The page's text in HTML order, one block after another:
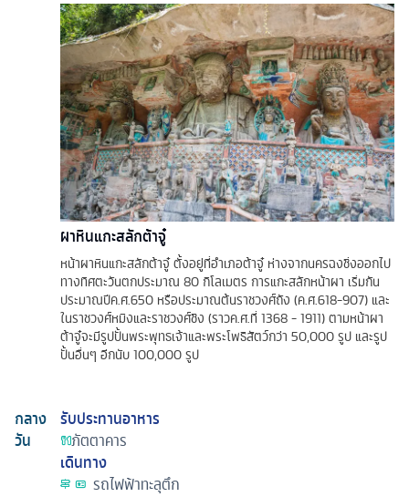
ผาหินแกะสลักต้าจู๋
หน้าผาหินแกะสลักต้าจู๋ ตั้งอยู่ที่อำเภอต้าจู๋ ห่างจากนครฉงชิ่งออกไป
ทางทิศตะวันตกประมาณ 80 กิโลเมตร การแกะสลักหน้าผา เริ่มกัน
ประมาณปีค.ศ.650 หรือประมาณต้นราชวงศ์ถัง (ค.ศ.618-907) และ
ในราชวงศ์หมิงและราชวงศ์ชิง (ราวค.ศ.ที่ 1368 - 1911) ตามหน้าผา
ต้าจู๋จะมีรูปปั้นพระพุทธเจ้าและพระโพธิสัตว์กว่า 50,000 รูป และรูป
ปั้นอื่นๆ อีกนับ 100,000 รูป
กลาง
วัน
รับประทานอาหาร
ภัตตาคาร
เดินทาง
รถไฟฟ้าทะลุตึก